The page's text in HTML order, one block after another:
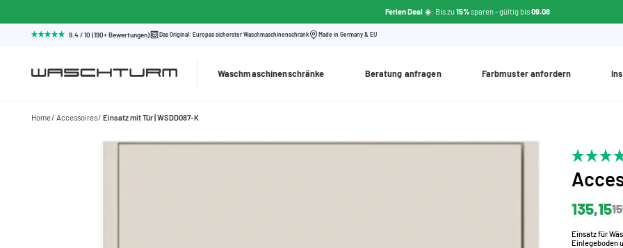
Ferien Deal ☀️: Bis zu15%sparen - gültig bis09.08
9.4 / 10 (190+ Bewertungen) Das Original: Europas sicherster Waschmaschinenschrank Made in Germany & EU
Waschmaschinenschränke Beratung anfragen Farbmuster anfordern
Home Accessoires Einsatz mit Tür | WSDD087-K
135,15
Einsatz für
Einlegeboden